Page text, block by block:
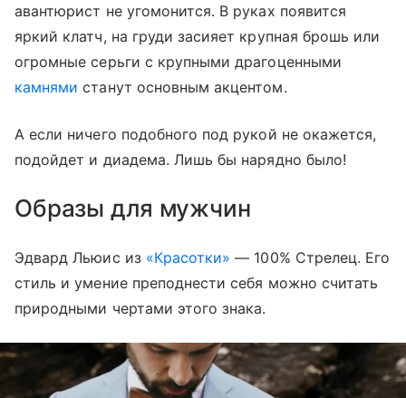
авантюрист не угомонится. В руках появится
яркий клатч, на груди засияет крупная брошь или
огромные серьги с крупными драгоценными
камнями станут основным акцентом.
А если ничего подобного под рукой не окажется,
подойдет и диадема. Лишь бы нарядно было!
Образы для мужчин
Эдвард Льюис из «Красотки» — 100% Стрелец. Его
стиль и умение преподнести себя можно считать
природными чертами этого знака.